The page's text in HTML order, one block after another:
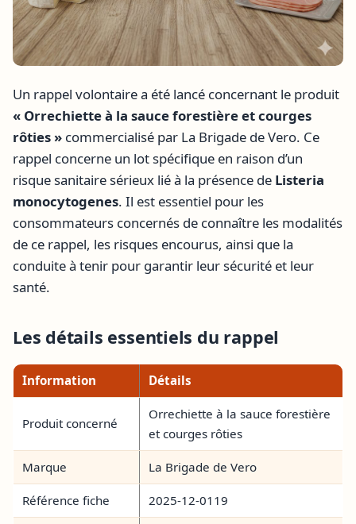
Un rappel volontaire a été lancé concernant le produit
« Orrechiette à la sauce forestière et courges
rôties » commercialisé par La Brigade de Vero. Ce
rappel concerne un lot spécifique en raison d’un
risque sanitaire sérieux lié à la présence de Listeria
monocytogenes. Il est essentiel pour les
consommateurs concernés de connaître les modalités
de ce rappel, les risques encourus, ainsi que la
conduite à tenir pour garantir leur sécurité et leur
santé.
Les détails essentiels du rappel
Information Détails
Produit concerné
Orrechiette à la sauce forestière
et courges rôties
Marque La Brigade de Vero
Référence fiche 2025-12-0119